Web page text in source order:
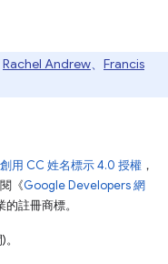
Rachel Andrew、 Francis
創用 CC 姓名標示 4.0 授權 ，
《Google Developers 網
註冊商標。